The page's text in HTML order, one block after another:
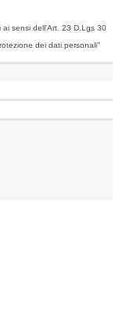
sensi dell'Art. 23 D.Lgs 30
dei dati personali"